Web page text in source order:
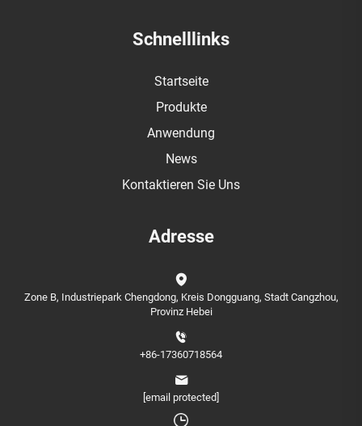
Schnelllinks
Startseite
Produkte
Anwendung
News
Kontaktieren Sie Uns
Adresse
Zone B, Industriepark Chengdong, Kreis Dongguang, Stadt Cangzhou,
Provinz Hebei
+86-17360718564
[email protected]